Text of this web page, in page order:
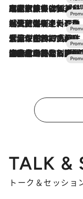
2026.7.31
【ホテル帰省】という選択肢をOMOが提案。家族とほどよい距離を保つには「昼は実家、夜は気兼ねなくホテルで！」
2026.7.24
【夏限定ディナーコース】旬を迎える稚鮎や花ズッキーニなどをイタリア・トスカーナの郷土料理の手法で満喫！
2026.7.17
「土佐和ハーブかき氷」がOMO7高知に登場！生姜、山椒、大葉など目にも舌にも涼を呼ぶ郷土の味
2026.7.10
NEW OPEN！【界 草津】名湯の地に誕生。趣の異なる2種の温泉と上州ならではの会席・蕎麦割烹など美食を味わう究極の癒やし旅
TALK &
トーク＆セッショ